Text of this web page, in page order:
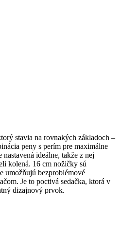
stavia na rovnakých základoch –
peny s perím pre maximálne
ideálne, takže z nej
kolená. 16 cm nožičky sú
umožňujú bezproblémové
Je to poctivá sedačka, ktorá v
dizajnový prvok.